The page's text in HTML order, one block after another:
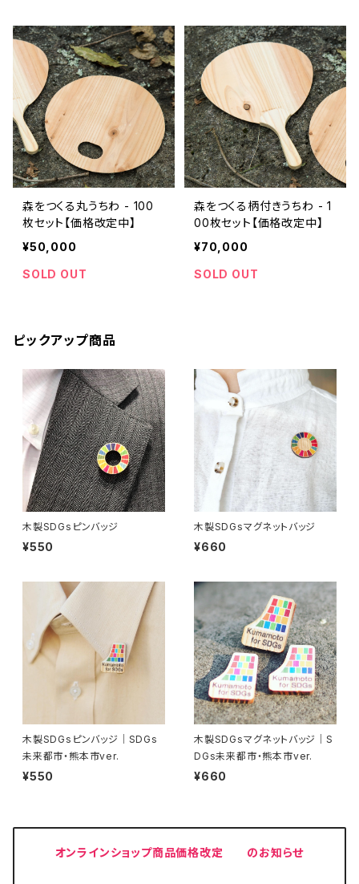
森をつくる丸うちわ - 100
枚セット【価格改定中】
¥50,000
SOLD OUT
森をつくる柄付きうちわ - 1
00枚セット【価格改定中】
¥70,000
SOLD OUT
ピックアップ商品
木製SDGsピンバッジ
¥550
木製SDGsマグネットバッジ
¥660
木製SDGsピンバッジ｜SDGs
未来都市・熊本市ver.
¥550
木製SDGsマグネットバッジ｜S
DGs未来都市・熊本市ver.
¥660
オンラインショップ商品価格改定 のお知らせ